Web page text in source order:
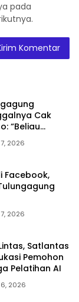
pada
Cak
“Beliau
Vokal”
2026
Facebook,
2026
Satlantas
Pemohon
Pelatihan AI
2026